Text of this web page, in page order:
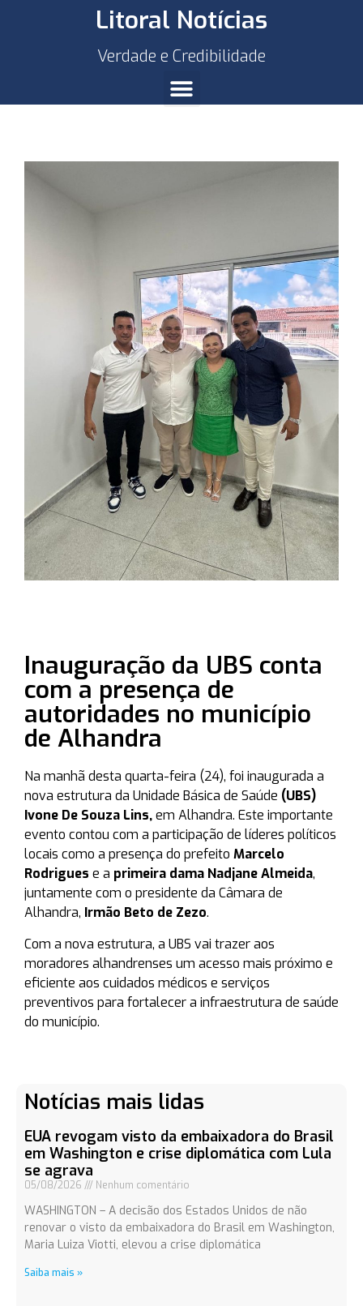
Litoral Notícias
Verdade e Credibilidade
Inauguração da UBS conta
com a presença de
autoridades no município
de Alhandra
Na manhã desta quarta-feira (24), foi inaugurada a
nova estrutura da Unidade Básica de Saúde (UBS)
Ivone De Souza Lins,em Alhandra. Este importante
evento contou com a participação de líderes políticos
locais como a presença do prefeito Marcelo
Rodrigues e a primeira dama Nadjane Almeida,
juntamente com o presidente da Câmara de
Alhandra, Irmão Beto de Zezo.
Com a nova estrutura, a UBS vai trazer aos
moradores alhandrenses um acesso mais próximo e
eficiente aos cuidados médicos e serviços
preventivos para fortalecer a infraestrutura de saúde
do município.
Notícias mais lidas
EUA revogam visto da embaixadora do Brasil
em Washington e crise diplomática com Lula
se agrava
05/08/2026 Nenhum comentário
WASHINGTON – A decisão dos Estados Unidos de não
renovar o visto da embaixadora do Brasil em Washington,
Maria Luiza Viotti, elevou a crise diplomática
Saiba mais »